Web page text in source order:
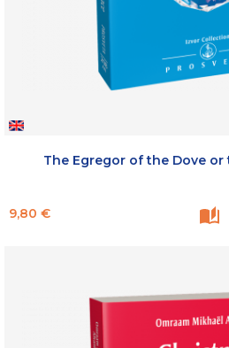
The Egregor of the Dove or
Prix
9,80 €